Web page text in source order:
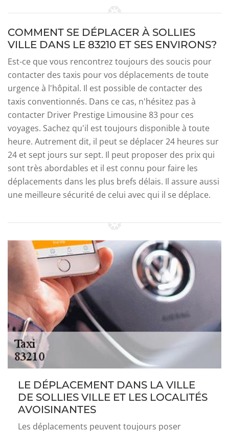
COMMENT SE DÉPLACER À SOLLIES
VILLE DANS LE 83210 ET SES ENVIRONS?
Est-ce que vous rencontrez toujours des soucis pour
contacter des taxis pour vos déplacements de toute
urgence à l'hôpital. Il est possible de contacter des
taxis conventionnés. Dans ce cas, n'hésitez pas à
contacter Driver Prestige Limousine 83 pour ces
voyages. Sachez qu'il est toujours disponible à toute
heure. Autrement dit, il peut se déplacer 24 heures sur
24 et sept jours sur sept. Il peut proposer des prix qui
sont très abordables et il est connu pour faire les
déplacements dans les plus brefs délais. Il assure aussi
une meilleure sécurité de celui avec qui il se déplace.
LE DÉPLACEMENT DANS LA VILLE
DE SOLLIES VILLE ET LES LOCALITÉS
AVOISINANTES
Les déplacements peuvent toujours poser